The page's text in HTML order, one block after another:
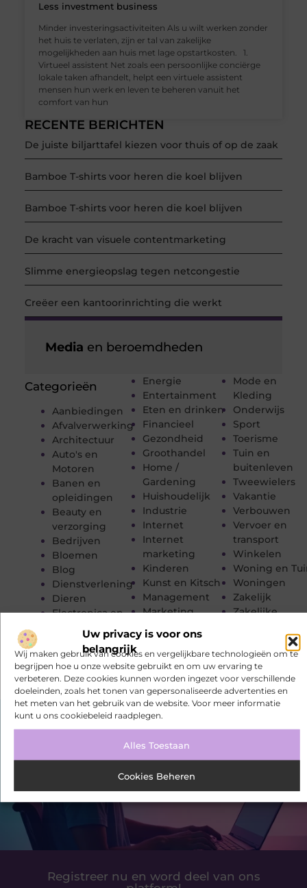
Uw privacy is voor ons
belangrijk
Wij maken gebruik van cookies en vergelijkbare technologieën om te
begrijpen hoe u onze website gebruikt en om uw ervaring te
verbeteren. Deze cookies kunnen worden ingezet voor verschillende
doeleinden, zoals het tonen van gepersonaliseerde advertenties en
het meten van het gebruik van de website. Voor meer informatie
kunt u ons cookiebeleid raadplegen.
Alles Toestaan
Cookies Beheren
RECENTE BERICHTEN
De juiste biljarttafel kiezen voor thuis of op de zaak
Bamboe T-shirts voor heren die koel blijven
Bamboe T-shirts voor heren die koel blijven
De kracht van visuele contentmarketing
Slimme energieopslag tegen netcongestie
Creëer een kantoorinrichting die werkt
Categorieën
Aanbiedingen
Afvalverwerking
Architectuur
Auto's en
Motoren
Banen en
opleidingen
Beauty en
verzorging
Bedrijven
Bloemen
Blog
Dienstverlening
Dieren
Electronica en
Computers
Energie
Entertainment
Eten en drinken
Financieel
Gezondheid
Groothandel
Home /
Gardening
Huishoudelijk
Industrie
Internet
Internet
marketing
Kinderen
Kunst en Kitsch
Management
Marketing
Mode en
Kleding
Onderwijs
Sport
Toerisme
Tuin en
buitenleven
Tweewielers
Vakantie
Verbouwen
Vervoer en
transport
Winkelen
Woning en
Woningen
Zakelijk
Zakelijke
Media en beroemdheden
Less investment business
Minder investeringsactiviteiten Als u wilt werken zonder
het huis te verlaten, zijn er tal van zakelijke
mogelijkheden aan huis met lage opstartkosten. 1.
Virtueel assistent Net zoals een persoonlijke conciërge
lokale taken afhandelt, helpt een virtuele assistent
mensen hun werk en leven te beheren vanuit het
comfort van hun
Registreer nu en word deel van ons